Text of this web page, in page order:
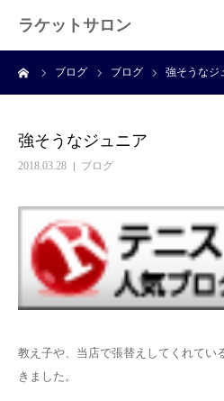
ラケットサロン
ブログ ブログ 強そうなジ
強そうなジュニア
2018.03.28 ブログ
教え子や、当店で張替えしてくれてい
きました。
ホーム
プライベートレッスン
ブログ
アクセス